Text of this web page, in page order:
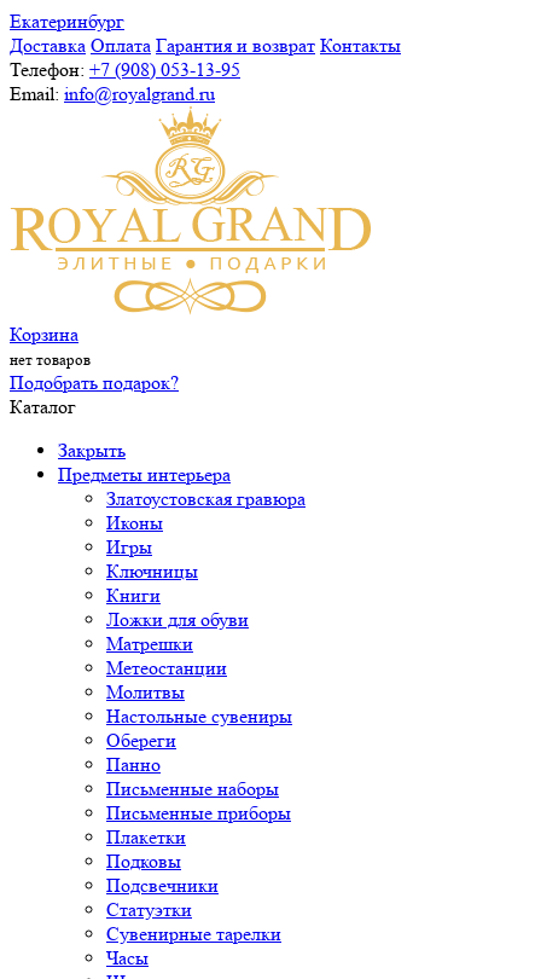
Екатеринбург
Доставка Оплата Гарантия и возврат Контакты
Телефон: +7 (908) 053-13-95
Email: info@royalgrand.ru
Корзина
нет товаров
Подобрать подарок?
Каталог
Закрыть
Предметы интерьера
Златоустовская гравюра
Иконы
Игры
Ключницы
Книги
Ложки для обуви
Матрешки
Метеостанции
Молитвы
Настольные сувениры
Обереги
Панно
Письменные наборы
Письменные приборы
Плакетки
Подковы
Подсвечники
Статуэтки
Сувенирные тарелки
Часы